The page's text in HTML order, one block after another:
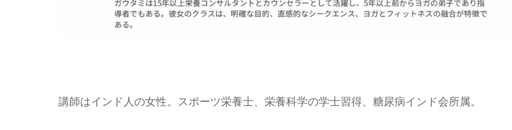
講師はインド人の女性。スポーツ栄養士、栄養科学の学士習得、糖尿病インド会所属。